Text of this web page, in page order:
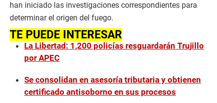
han iniciado las investigaciones correspondientes para
determinar el origen del fuego.
TE PUEDE INTERESAR
La Libertad: 1,200 policías resguardarán Trujillo
por APEC
Se consolidan en asesoría tributaria y obtienen
certificado antisoborno en sus procesos